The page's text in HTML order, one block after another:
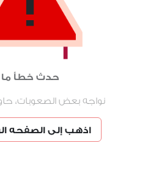
حدث خطأ ما
نواجه بعض الصعوبات،
اذهب إلى الصفحه